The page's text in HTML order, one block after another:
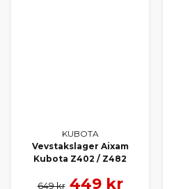
KUBOTA
Vevstakslager Aixam
Kubota Z402 / Z482
649 kr 449 kr